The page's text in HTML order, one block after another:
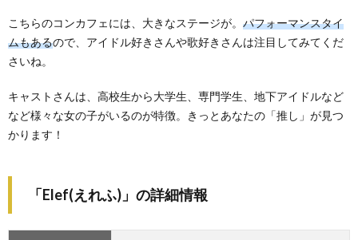
こちらのコンカフェには、大きなステージが。 パフォーマンスタイ
ムもあるので、アイドル好きさんや歌好きさんは注目してみてくだ
さいね。
キャストさんは、高校生から大学生、専門学生、地下アイドルなど
など様々な女の子がいるのが特徴。きっとあなたの「推し」が見つ
かります！
「Elef(えれふ)」の詳細情報